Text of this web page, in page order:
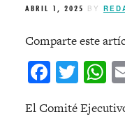
ABRIL 1, 2025 BY
Comparte este
El Comité